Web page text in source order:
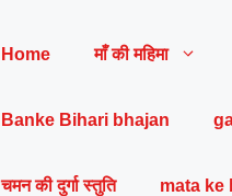
Home माँ की महिमा
Banke Bihari bhajan
चमन की दुर्गा स्तुति mata ke